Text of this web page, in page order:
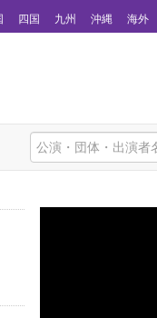
四国 九州 沖縄 海外